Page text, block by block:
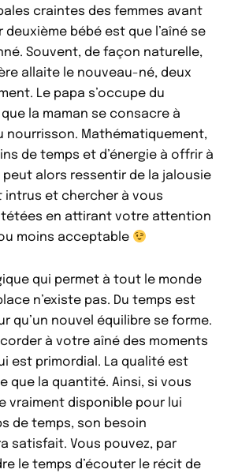
craintes des femmes avant
deuxième bébé est que l’aîné se
Souvent, de façon naturelle,
allaite le nouveau-né, deux
Le papa s’occupe du
la maman se consacre à
nourrisson. Mathématiquement,
de temps et d’énergie à offrir à
alors ressentir de la jalousie
intrus et chercher à vous
en attirant votre attention
moins acceptable
qui permet à tout le monde
n’existe pas. Du temps est
qu’un nouvel équilibre se forme.
à votre aîné des moments
est primordial. La qualité est
que la quantité. Ainsi, si vous
vraiment disponible pour lui
de temps, son besoin
satisfait. Vous pouvez, par
le temps d’écouter le récit de